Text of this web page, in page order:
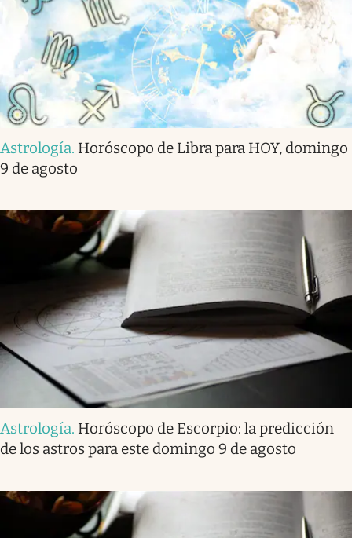
Astrología. Horóscopo de Libra para HOY, domingo
9 de agosto
Astrología. Horóscopo de Escorpio: la predicción
de los astros para este domingo 9 de agosto